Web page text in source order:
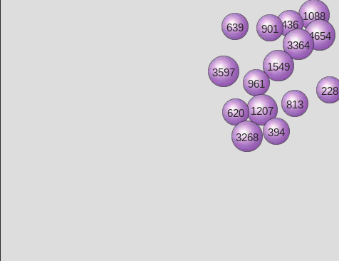
3268 394
620 1207
813
228
961
3597 1549
3364
4654
901
639 436
1088